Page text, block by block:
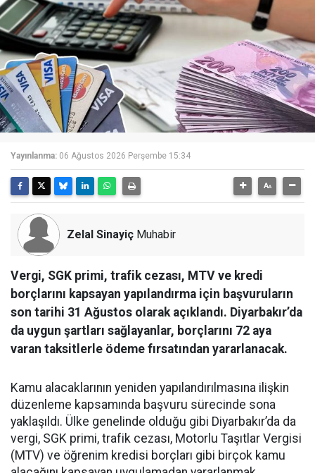
Yayınlanma: 06 Ağustos 2026 Perşembe 15:34
Zelal Sinayiç Muhabir
Vergi, SGK primi, trafik cezası, MTV ve kredi
borçlarını kapsayan yapılandırma için başvuruların
son tarihi 31 Ağustos olarak açıklandı. Diyarbakır’da
da uygun şartları sağlayanlar, borçlarını 72 aya
varan taksitlerle ödeme fırsatından yararlanacak.
Kamu alacaklarının yeniden yapılandırılmasına ilişkin
düzenleme kapsamında başvuru sürecinde sona
yaklaşıldı. Ülke genelinde olduğu gibi Diyarbakır’da da
vergi, SGK primi, trafik cezası, Motorlu Taşıtlar Vergisi
(MTV) ve öğrenim kredisi borçları gibi birçok kamu